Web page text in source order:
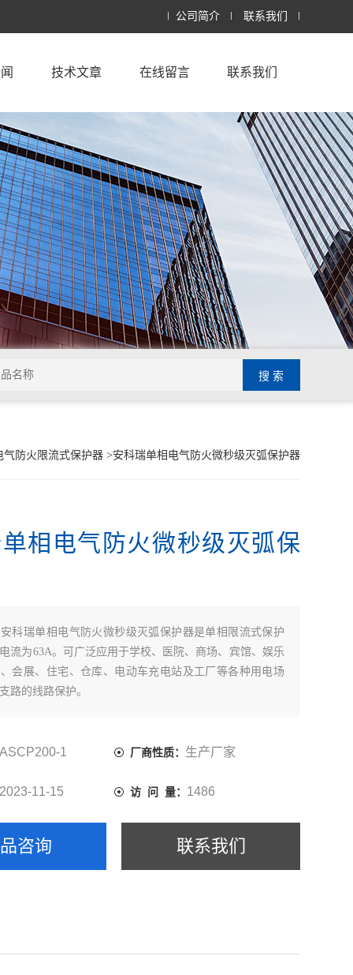
公司简介 联系我们
技术文章 在线留言 联系我们
气防火限流式保护器>安科瑞单相电气防火微秒级灭弧保护器
相电气防火微秒级灭弧保
安科瑞单相电气防火微秒级灭弧保护器是单相限流式保护
流为63A。可广泛应用于学校、医院、商场、宾馆、娱乐
会展、住宅、仓库、电动车充电站及工厂等各种用电场
路的线路保护。
ASCP200-1 厂商性质： 生产厂家
2023-11-15 访 问 量： 1486
咨询 联系我们